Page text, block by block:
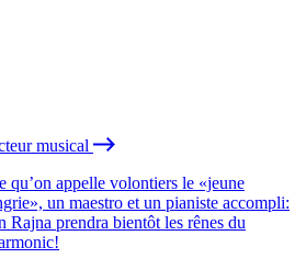
musical
qu’on appelle volontiers le «jeune
un maestro et un pianiste accompli:
Rajna prendra bientôt les rênes du